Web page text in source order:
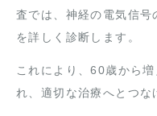
査では、神経の電気信
を詳しく診断します。
これにより、60歳から
れ、適切な治療へとつな